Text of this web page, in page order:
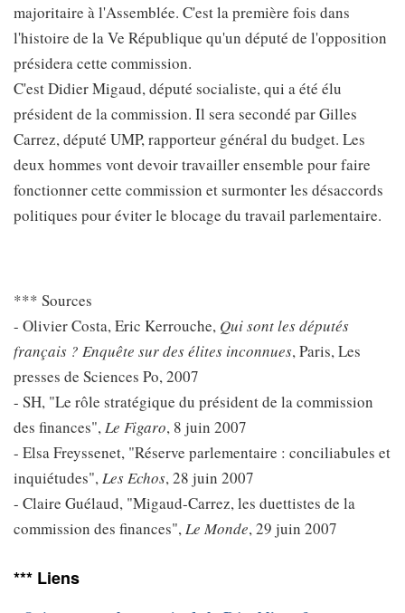
majoritaire à l'Assemblée. C'est la première fois dans
l'histoire de la Ve République qu'un député de l'opposition
présidera cette commission.
C'est Didier Migaud, député socialiste, qui a été élu
président de la commission. Il sera secondé par Gilles
Carrez, député UMP, rapporteur général du budget. Les
deux hommes vont devoir travailler ensemble pour faire
fonctionner cette commission et surmonter les désaccords
politiques pour éviter le blocage du travail parlementaire.
*** Sources
- Olivier Costa, Eric Kerrouche, Qui sont les députés
français ? Enquête sur des élites inconnues, Paris, Les
presses de Sciences Po, 2007
- SH, "Le rôle stratégique du président de la commission
des finances",Le Figaro, 8 juin 2007
- Elsa Freyssenet, "Réserve parlementaire : conciliabules et
inquiétudes",Les Echos, 28 juin 2007
- Claire Guélaud, "Migaud-Carrez, les duettistes de la
commission des finances",Le Monde, 29 juin 2007
*** Liens